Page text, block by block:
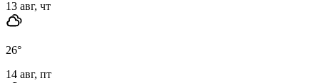
13 авг, чт
26°
14 авг, пт